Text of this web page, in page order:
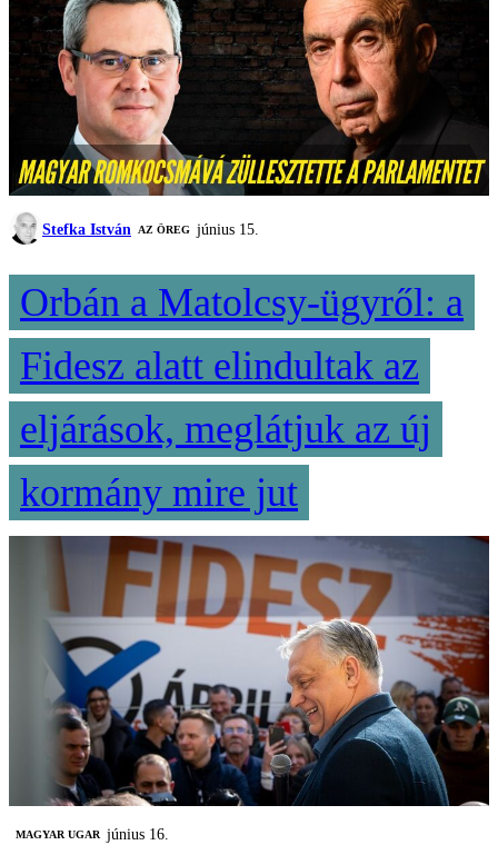
Stefka István AZ ÖREG június 15.
Orbán a Matolcsy-ügyről: a
Fidesz alatt elindultak az
eljárások, meglátjuk az új
kormány mire jut
MAGYAR UGAR június 16.